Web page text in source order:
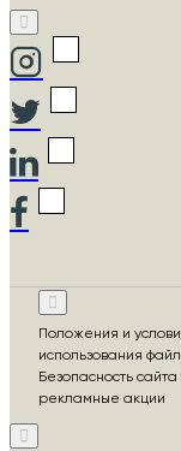
Положения и
использования
Безопасность
рекламные акции